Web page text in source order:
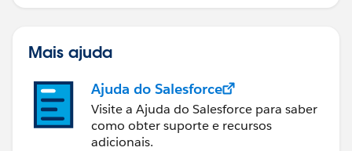
Mais ajuda
Ajuda do Salesforce
Visite a Ajuda do Salesforce para saber
como obter suporte e recursos
adicionais.